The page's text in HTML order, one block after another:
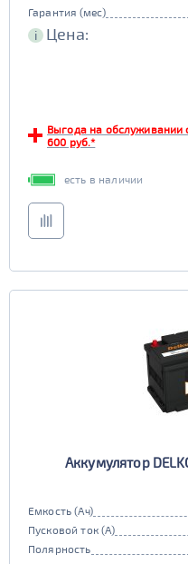
Гарантия (мес)
i Цена:
Выгода на обслуживании
600 руб.*
есть в наличии
Аккумулятор
Емкость (Ач)
Пусковой ток (А)
Полярность